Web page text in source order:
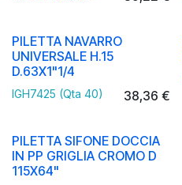
PILETTA NAVARRO
UNIVERSALE H.15
D.63X1"1/4
IGH7425 (Qta 40) 38,36 €
PILETTA SIFONE DOCCIA
IN PP GRIGLIA CROMO D
115X64"